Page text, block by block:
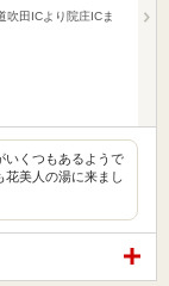
吹田ICより院庄ICま
いくつもあるようで
美人の湯に来まし